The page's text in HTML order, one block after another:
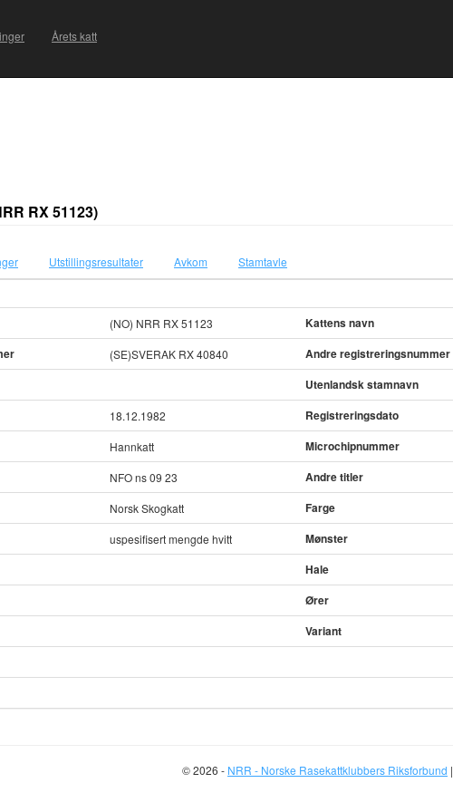
Årets katt
RX 51123)
Utstillingsresultater Avkom Stamtavle
(NO) NRR RX 51123 Kattens navn
(SE)SVERAK RX 40840
Andre registreringsnummer
Utenlandsk stamnavn
18.12.1982 Registreringsdato
Hannkatt
Microchipnummer
NFO ns 09 23
Andre titler
Norsk Skogkatt Farge
uspesifisert mengde hvitt Mønster
Hale
Ører
Variant
© 2026 - NRR - Norske Rasekattklubbers Riksforbund |